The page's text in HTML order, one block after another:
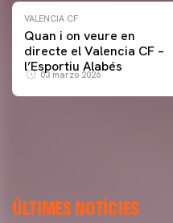
VALENCIA CF
Quan i on veure en
directe el Valencia CF –
l’Esportiu Alabés
03 marzo 2026
ÚLTIMES NOTÍCIES